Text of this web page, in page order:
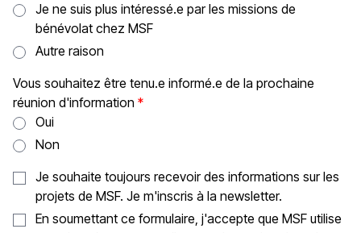
Je ne suis plus intéressé.e par les missions de
bénévolat chez MSF
Autre raison
Vous souhaitez être tenu.e informé.e de la prochaine
réunion d'information
Oui
Non
Je souhaite toujours recevoir des informations sur les
projets de MSF. Je m'inscris à la newsletter.
En soumettant ce formulaire, j'accepte que MSF utilise